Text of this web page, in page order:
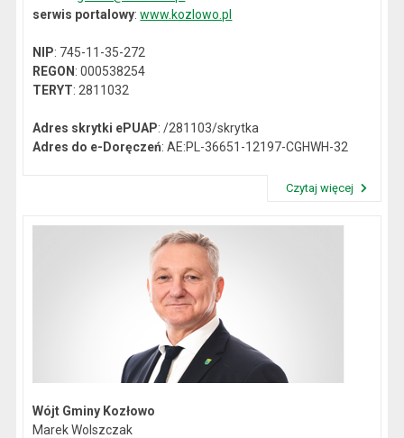
serwis portalowy:www.kozlowo.pl
NIP: 745-11-35-272
REGON: 000538254
TERYT: 2811032
Adres skrytki ePUAP: /281103/skrytka
Adres do e-Doręczeń: AE:PL-36651-12197-CGHWH-32
Czytaj więcej
Wójt Gminy Kozłowo
Marek Wolszczak